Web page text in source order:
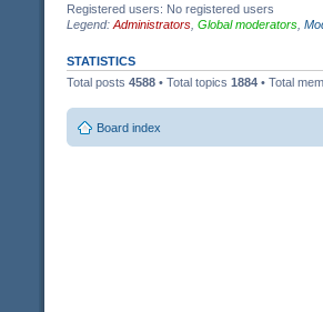
Registered users: No registered users
Legend: Administrators Global moderators
STATISTICS
Total posts 4588 • Total topics 1884 • Total
Board index